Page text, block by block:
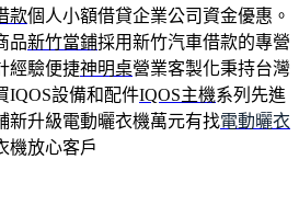
款個人小額借貸企業公司資金優惠。
品新竹當鋪採用新竹汽車借款的專營
經驗便捷神明桌營業客製化秉持台灣
IQOS設備和配件IQOS主機系列先進
新升級電動曬衣機萬元有找電動曬衣
機放心客戶